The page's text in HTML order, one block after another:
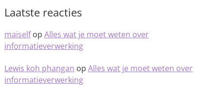
Laatste reacties
maiselfop Alles wat je moet weten over
informatieverwerking
Lewis koh phangan op Alles wat je moet weten over
informatieverwerking